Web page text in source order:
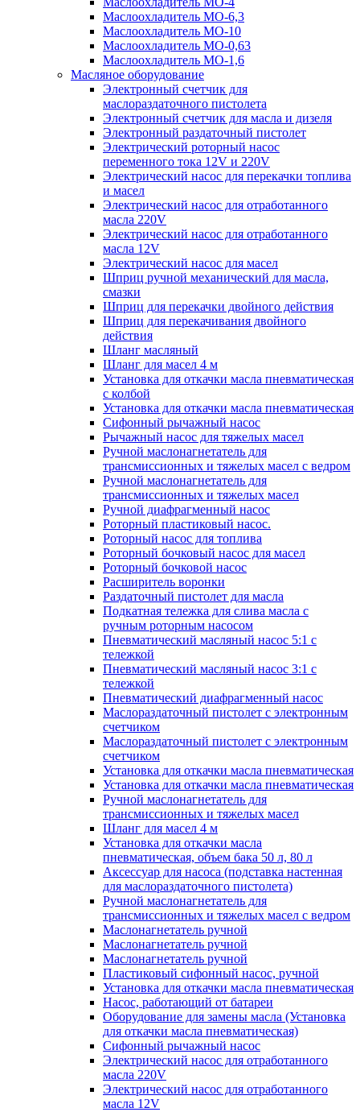
Маслоохладитель МО-6,3
Маслоохладитель МО-10
Маслоохладитель MO-0,63
Маслоохладитель MO-1,6
Масляное оборудование
Электронный счетчик для
маслораздаточного пистолета
Электронный счетчик для масла и дизеля
Электронный раздаточный пистолет
Электрический роторный насос
переменного тока 12V и 220V
Электрический насос для перекачки топлива
и масел
Электрический насос для отработанного
масла 220V
Электрический насос для отработанного
масла 12V
Электрический насос для масел
Шприц ручной механический для масла,
смазки
Шприц для перекачки двойного действия
Шприц для перекачивания двойного
действия
Шланг масляный
Шланг для масел 4 м
Установка для откачки масла пневматическая
с колбой
Установка для откачки масла пневматическая
Сифонный рычажный насос
Рычажный насос для тяжелых масел
Ручной маслонагнетатель для
трансмиссионных и тяжелых масел с ведром
Ручной маслонагнетатель для
трансмиссионных и тяжелых масел
Ручной диафрагменный насос
Роторный пластиковый насос.
Роторный насос для топлива
Роторный бочковый насос для масел
Роторный бочковой насос
Расширитель воронки
Раздаточный пистолет для масла
Подкатная тележка для слива масла с
ручным роторным насосом
Пневматический масляный насос 5:1 с
тележкой
Пневматический масляный насос 3:1 с
тележкой
Пневматический диафрагменный насос
Маслораздаточный пистолет с электронным
счетчиком
Маслораздаточный пистолет с электронным
счетчиком
Установка для откачки масла пневматическая
Установка для откачки масла пневматическая
Ручной маслонагнетатель для
трансмиссионных и тяжелых масел
Шланг для масел 4 м
Установка для откачки масла
пневматическая, объем бака 50 л, 80 л
Аксессуар для насоса (подставка настенная
для маслораздаточного пистолета)
Ручной маслонагнетатель для
трансмиссионных и тяжелых масел с ведром
Маслонагнетатель ручной
Маслонагнетатель ручной
Маслонагнетатель ручной
Пластиковый сифонный насос, ручной
Установка для откачки масла пневматическая
Насос, работающий от батареи
Оборудование для замены масла (Установка
для откачки масла пневматическая)
Сифонный рычажный насос
Электрический насос для отработанного
масла 220V
Электрический насос для отработанного
масла 12V